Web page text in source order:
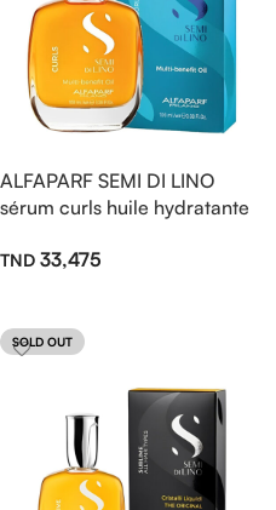
ALFAPARF SEMI DI LINO
sérum curls huile hydratante
33,475
SOLD OUT